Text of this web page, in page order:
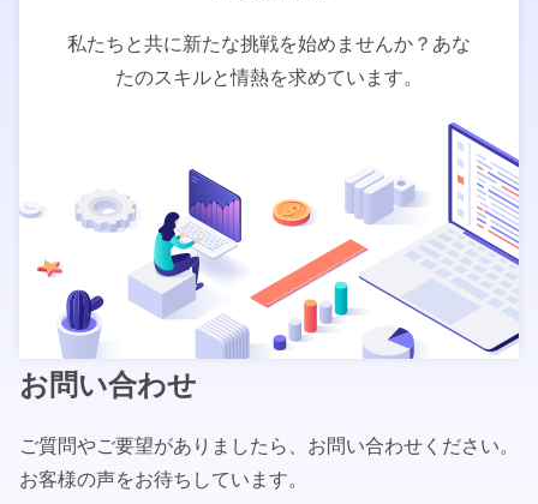
お問い合わせ
ご質問やご要望がありましたら、お問い合わせください。
お客様の声をお待ちしています。
私たちと共に新たな挑戦を始めませんか？あな
たのスキルと情熱を求めています。